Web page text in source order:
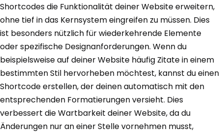
Shortcodes die Funktionalität deiner Website erweitern,
ohne tief in das Kernsystem eingreifen zu müssen. Dies
ist besonders nützlich für wiederkehrende Elemente
oder spezifische Designanforderungen. Wenn du
beispielsweise auf deiner Website häufig Zitate in einem
bestimmten Stil hervorheben möchtest, kannst du einen
Shortcode erstellen, der deinen automatisch mit den
entsprechenden Formatierungen versieht. Dies
verbessert die Wartbarkeit deiner Website, da du
Änderungen nur an einer Stelle vornehmen musst,